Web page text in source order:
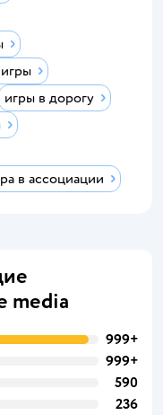
игры в дорогу
в ассоциации
media
999+
999+
590
236